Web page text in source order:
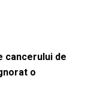
cancerului de
o